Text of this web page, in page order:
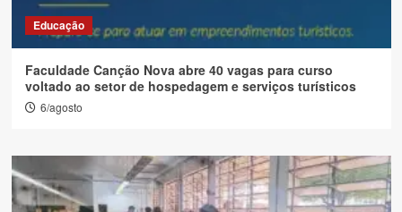
Educação
Faculdade Canção Nova abre 40 vagas para curso
voltado ao setor de hospedagem e serviços turísticos
6/agosto